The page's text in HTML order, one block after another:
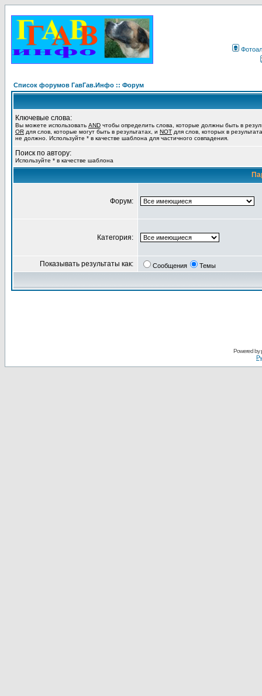
Список форумов ГавГав.Инфо :: Форум
Ключевые слова:
Вы можете использовать AND чтобы определить слова, которые должны быть в
OR для слов, которые могут быть в результатах, и NOT для слов, которых в
не должно. Используйте * в качестве шаблона для частичного совпадения.
Поиск по автору:
Используйте * в качестве шаблона
Форум:
Категория:
Показывать результаты как: Сообщения Темы
Powered by